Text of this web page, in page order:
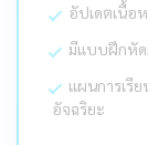
อัปเดตเนื้อ
มีแบบฝึกหัด
แผนการเรี
อัจฉริยะ